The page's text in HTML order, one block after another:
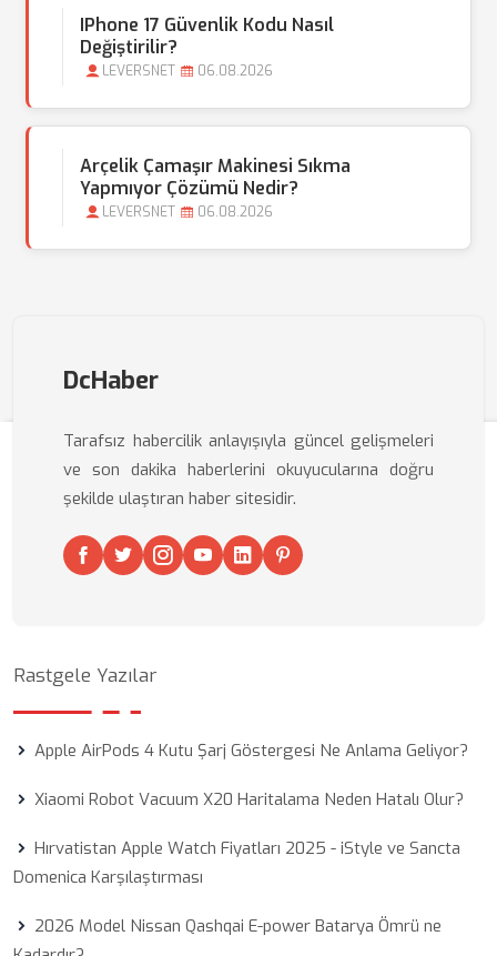
IPhone 17 Güvenlik Kodu Nasıl
Değiştirilir?
LEVERSNET 06.08.2026
Arçelik Çamaşır Makinesi Sıkma
Yapmıyor Çözümü Nedir?
LEVERSNET 06.08.2026
DcHaber
Tarafsız habercilik anlayışıyla güncel gelişmeleri
ve son dakika haberlerini okuyucularına doğru
şekilde ulaştıran haber sitesidir.
Rastgele Yazılar
Apple AirPods 4 Kutu Şarj Göstergesi Ne Anlama Geliyor?
Xiaomi Robot Vacuum X20 Haritalama Neden Hatalı Olur?
Hırvatistan Apple Watch Fiyatları 2025 - iStyle ve Sancta
Domenica Karşılaştırması
2026 Model Nissan Qashqai E-power Batarya Ömrü ne